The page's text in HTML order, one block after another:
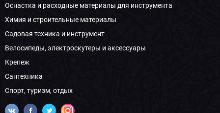
Оснастка и расходные материалы для инструмента
Химия и строительные материалы
Садовая техника и инструмент
Велосипеды, электроскутеры и аксессуары
Крепеж
Сантехника
Спорт, туризм, отдых